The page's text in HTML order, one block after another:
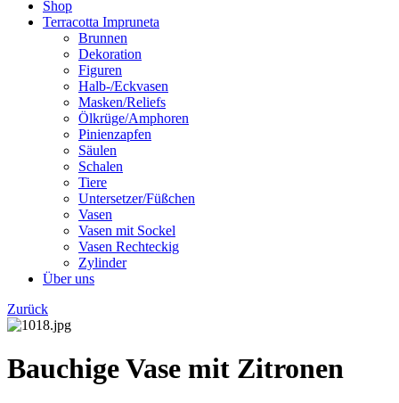
Shop
Terracotta Impruneta
Brunnen
Dekoration
Figuren
Halb-/Eckvasen
Masken/Reliefs
Ölkrüge/Amphoren
Pinienzapfen
Säulen
Schalen
Tiere
Untersetzer/Füßchen
Vasen
Vasen mit Sockel
Vasen Rechteckig
Zylinder
Über uns
Zurück
Bauchige Vase mit Zitronen